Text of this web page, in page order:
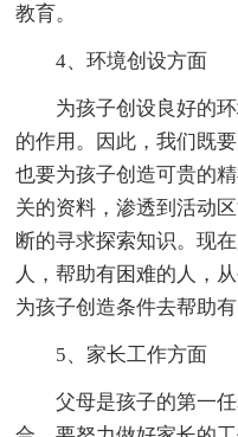
教育。
4、环境创设方面
为孩子创设良好的
的作用。因此，我们既
也要为孩子创造可贵的
关的资料，渗透到活动
断的寻求探索知识。现
人，帮助有困难的人，
为孩子创造条件去帮助有
5、家长工作方面
父母是孩子的第一